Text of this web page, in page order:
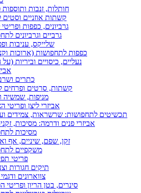
חותלות, זנבות ותוספות
קשתות אוזניים וסטים
גרביונים, כפפות
גרביים וגרביונים
שלייקס, עניבות
כפפות לתחפושות (ארוכות
נעליים, כיסויים וביריות
כתרים
קשתות, סרטים ופרחים
מניפות, שמשיה
אביזרי ליצן ופריטי
תכשיטים לתחפושות: שרשראות, צמידים
אביזרי פנים ודרמה: מסיכות,
מסיכות
זקן, שפם, שיניים, אף
משקפיים
פריטי
תיקים חגורות
צווארונים
סינרים, בטן הריון ופריטי